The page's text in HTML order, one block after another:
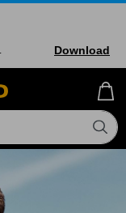
Download